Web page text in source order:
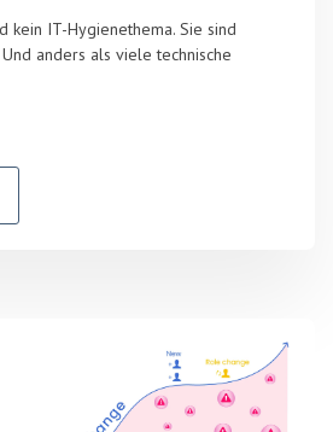
kein IT-Hygienethema. Sie sind
anders als viele technische